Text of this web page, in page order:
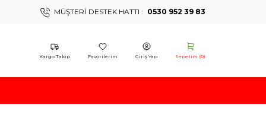
MÜŞTERI DESTEK HATTI : 0530 952 39 83
Kargo Takip Favorilerim Giriş Yap Sepetim (0)